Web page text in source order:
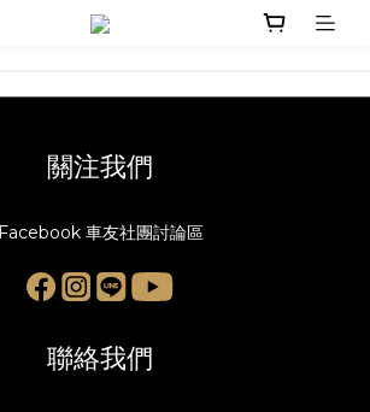
關注我們
Facebook 車友社團討論區
聯絡我們